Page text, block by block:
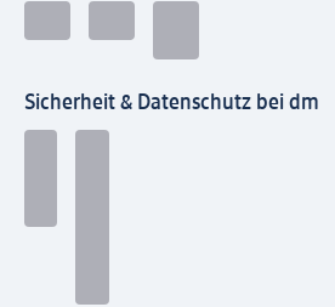
Sicherheit & Datenschutz bei dm